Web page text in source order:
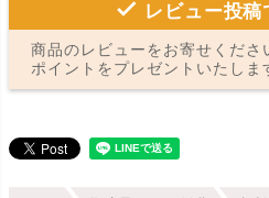
レビュー投稿
商品のレビューをお寄せくださ
ポイントをプレゼントいたしま